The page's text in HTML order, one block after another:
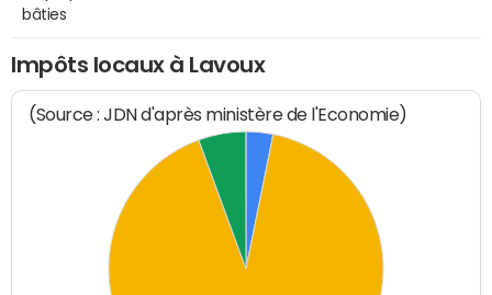
bâties
Impôts locaux à Lavoux
(Source : JDN d'après ministère de l'Economie)